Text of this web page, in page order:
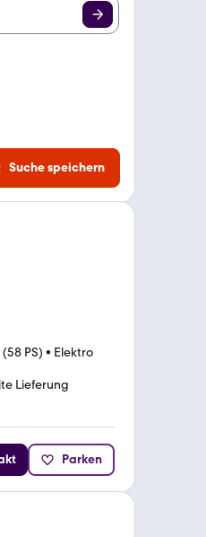
Suche speichern
PS) • Elektro
Lieferung
Parken